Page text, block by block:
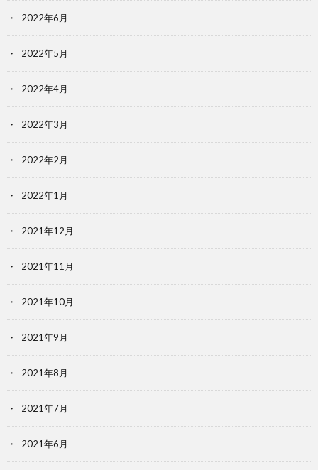
2022年6月
2022年5月
2022年4月
2022年3月
2022年2月
2022年1月
2021年12月
2021年11月
2021年10月
2021年9月
2021年8月
2021年7月
2021年6月